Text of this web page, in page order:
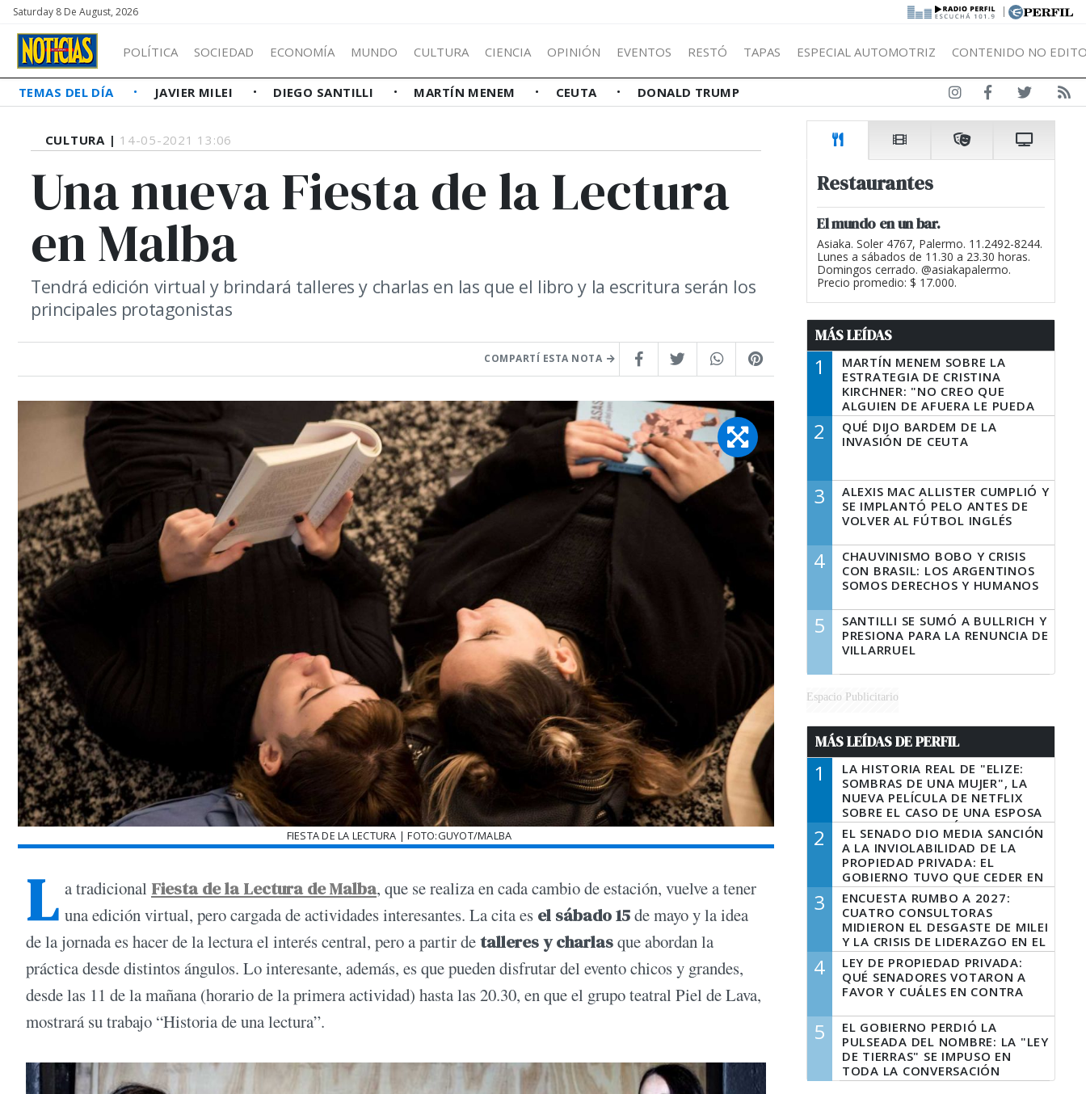
Saturday 8 De August, 2026 |
POLÍTICA SOCIEDAD ECONOMÍA MUNDO CULTURA CIENCIA OPINIÓN EVENTOS RESTÓ TAPAS ESPECIAL AUTOMOTRIZ CONTENIDO NO
TEMAS DEL DÍA JAVIER MILEI DIEGO SANTILLI MARTÍN MENEM CEUTA DONALD TRUMP
CULTURA | 14-05-2021 13:06
Una nueva Fiesta de la Lectura
en Malba
Tendrá edición virtual y brindará talleres y charlas en las que el libro y la escritura serán los
principales protagonistas
COMPARTÍ ESTA NOTA
FIESTA DE LA LECTURA | FOTO:GUYOT/MALBA
L a tradicional Fiesta de la Lectura de Malba, que se realiza en cada cambio de estación, vuelve a tener
una edición virtual, pero cargada de actividades interesantes. La cita es el sábado 15de mayo y la idea
de la jornada es hacer de la lectura el interés central, pero a partir detalleres y charlasque abordan la
práctica desde distintos ángulos. Lo interesante, además, es que pueden disfrutar del evento chicos y grandes,
desde las 11 de la mañana (horario de la primera actividad) hasta las 20.30, en que el grupo teatral Piel de Lava,
mostrará su trabajo “Historia de una lectura”.
Restaurantes
El mundo en un bar.
Asiaka. Soler 4767, Palermo. 11.2492-8244.
Lunes a sábados de 11.30 a 23.30 horas.
Domingos cerrado. @asiakapalermo.
Precio promedio: $ 17.000.
MÁS LEÍDAS
1
MARTÍN MENEM SOBRE LA
ESTRATEGIA DE CRISTINA
KIRCHNER: "NO CREO QUE
ALGUIEN DE AFUERA LE PUEDA
DECIR A LA JUSTICIA LO QUE
TIENE QUE HACER"
2
QUÉ DIJO BARDEM DE LA
INVASIÓN DE CEUTA
3
ALEXIS MAC ALLISTER CUMPLIÓ Y
SE IMPLANTÓ PELO ANTES DE
VOLVER AL FÚTBOL INGLÉS
4
CHAUVINISMO BOBO Y CRISIS
CON BRASIL: LOS ARGENTINOS
SOMOS DERECHOS Y HUMANOS
5
SANTILLI SE SUMÓ A BULLRICH Y
PRESIONA PARA LA RENUNCIA DE
VILLARRUEL
Espacio Publicitario
MÁS LEÍDAS DE PERFIL
1
LA HISTORIA REAL DE "ELIZE:
SOMBRAS DE UNA MUJER", LA
NUEVA PELÍCULA DE NETFLIX
SOBRE EL CASO DE UNA ESPOSA
QUE DESCUARTIZÓ A SU
MARIDO
2
EL SENADO DIO MEDIA SANCIÓN
A LA INVIOLABILIDAD DE LA
PROPIEDAD PRIVADA: EL
GOBIERNO TUVO QUE CEDER EN
LA LEY DEL MANEJO DEL FUEGO
3
ENCUESTA RUMBO A 2027:
CUATRO CONSULTORAS
MIDIERON EL DESGASTE DE MILEI
Y LA CRISIS DE LIDERAZGO EN EL
PERONISMO
4
LEY DE PROPIEDAD PRIVADA:
QUÉ SENADORES VOTARON A
FAVOR Y CUÁLES EN CONTRA
5
EL GOBIERNO PERDIÓ LA
PULSEADA DEL NOMBRE: LA "LEY
DE TIERRAS" SE IMPUSO EN
TODA LA CONVERSACIÓN
DIGITAL